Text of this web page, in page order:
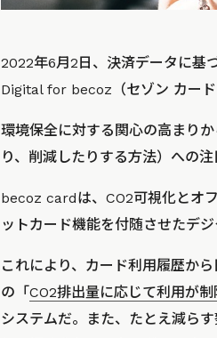
2022年6月2日、決済データに基
Digital for becoz（セゾン カー
環境保全に対する関心の高まりか
り、削減したりする方法）への注
becoz cardは、CO2可視化とオ
ットカード機能を付随させたデジ
これにより、カード利用履歴か
の「CO2排出量に応じて利用が
システムだ。また、たとえ減ら